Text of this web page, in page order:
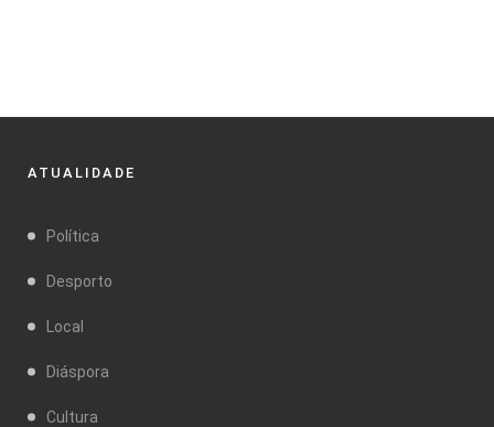
ATUALIDADE
Política
Desporto
Local
Diáspora
Cultura